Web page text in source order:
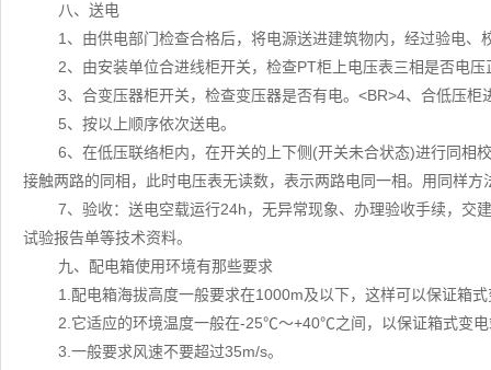
八、送电
1、由供电部门检查合格后，将电源送进建筑物内，经过验电、
2、由安装单位合进线柜开关，检查PT柜上电压表三相是否电压
3、合变压器柜开关，检查变压器是否有电。<BR>4、合低压
5、按以上顺序依次送电。
6、在低压联络柜内，在开关的上下侧(开关未合状态)进行同相
接触两路的同相，此时电压表无读数，表示两路电同一相。用同样方
7、验收：送电空载运行24h，无异常现象、办理验收手续，交
试验报告单等技术资料。
九、配电箱使用环境有那些要求
1.配电箱海拔高度一般要求在1000m及以下，这样可以保证箱
2.它适应的环境温度一般在-25℃～+40℃之间，以保证箱式变
3.一般要求风速不要超过35m/s。